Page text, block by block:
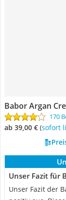
Babor Argan
170
ab 39,00 € ( Sofort
Unser Fazit für
Unser Fazit der